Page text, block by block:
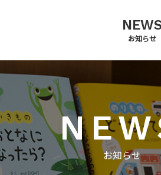
NEWS
お知らせ
お知らせ